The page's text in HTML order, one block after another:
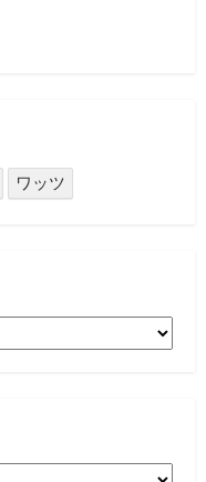
ワッツ